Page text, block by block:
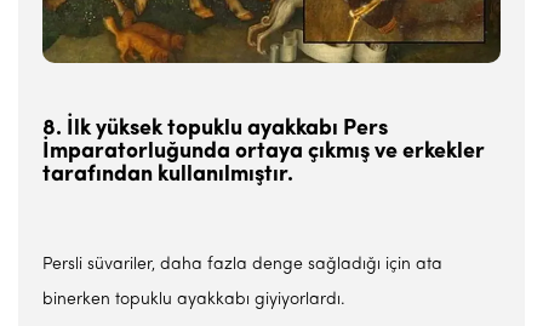
8. İlk yüksek topuklu ayakkabı Pers
İmparatorluğunda ortaya çıkmış ve erkekler
tarafından kullanılmıştır.
Persli süvariler, daha fazla denge sağladığı için ata
binerken topuklu ayakkabı giyiyorlardı.